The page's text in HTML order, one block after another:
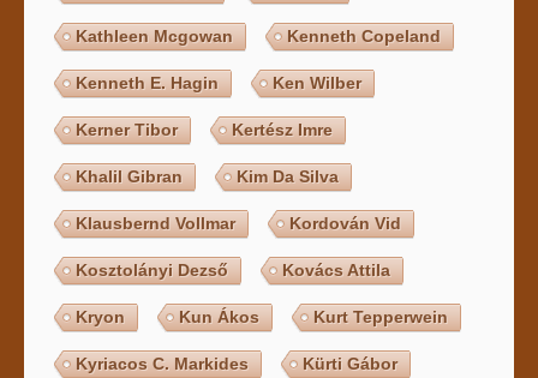
Kathleen Mcgowan Kenneth Copeland
Kenneth E. Hagin Ken Wilber
Kerner Tibor Kertész Imre
Khalil Gibran Kim Da Silva
Klausbernd Vollmar Kordován Vid
Kosztolányi Dezső Kovács Attila
Kryon Kun Ákos Kurt Tepperwein
Kyriacos C. Markides Kürti Gábor